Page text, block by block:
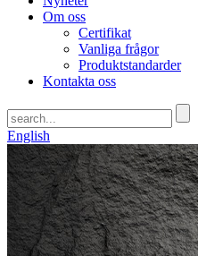
Om oss
Certifikat
Vanliga frågor
Produktstandarder
Kontakta oss
English